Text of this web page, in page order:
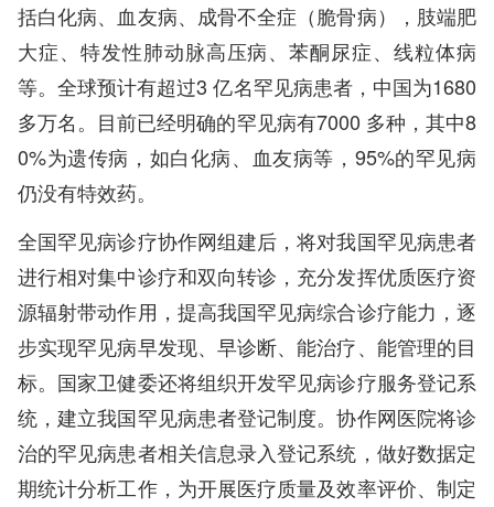
括白化病、血友病、成骨不全症（脆骨病），肢端肥
大症、特发性肺动脉高压病、苯酮尿症、线粒体病
等。全球预计有超过3 亿名罕见病患者，中国为1680
多万名。目前已经明确的罕见病有7000 多种，其中8
0%为遗传病，如白化病、血友病等，95%的罕见病
仍没有特效药。
全国罕见病诊疗协作网组建后，将对我国罕见病患者
进行相对集中诊疗和双向转诊，充分发挥优质医疗资
源辐射带动作用，提高我国罕见病综合诊疗能力，逐
步实现罕见病早发现、早诊断、能治疗、能管理的目
标。国家卫健委还将组织开发罕见病诊疗服务登记系
统，建立我国罕见病患者登记制度。协作网医院将诊
治的罕见病患者相关信息录入登记系统，做好数据定
期统计分析工作，为开展医疗质量及效率评价、制定